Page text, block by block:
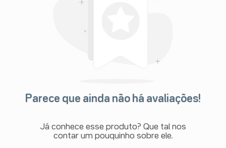
Parece que ainda não há avaliações!
Já conhece esse produto? Que tal nos
contar um pouquinho sobre ele.